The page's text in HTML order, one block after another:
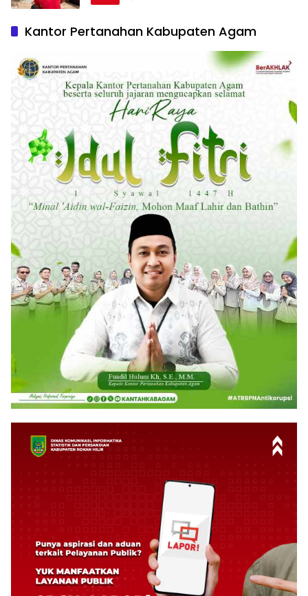
Kantor Pertanahan Kabupaten Agam